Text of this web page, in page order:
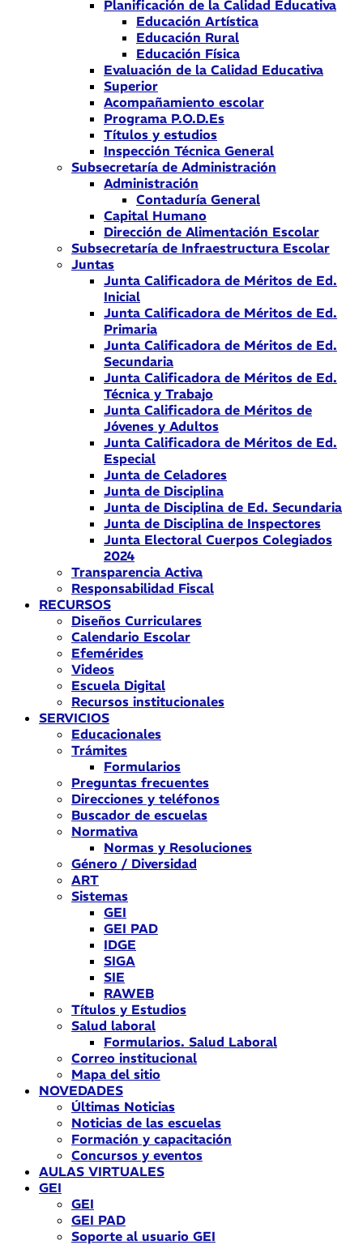
Planificación de la Calidad Educativa
Educación Artística
Educación Rural
Educación Física
Evaluación de la Calidad Educativa
Superior
Acompañamiento escolar
Programa P.O.D.Es
Títulos y estudios
Inspección Técnica General
Subsecretaría de Administración
Administración
Contaduría General
Capital Humano
Dirección de Alimentación Escolar
Subsecretaría de Infraestructura Escolar
Juntas
Junta Calificadora de Méritos de Ed.
Inicial
Junta Calificadora de Méritos de Ed.
Primaria
Junta Calificadora de Méritos de Ed.
Secundaria
Junta Calificadora de Méritos de Ed.
Técnica y Trabajo
Junta Calificadora de Méritos de
Jóvenes y Adultos
Junta Calificadora de Méritos de Ed.
Especial
Junta de Celadores
Junta de Disciplina
Junta de Disciplina de Ed. Secundaria
Junta de Disciplina de Inspectores
Junta Electoral Cuerpos Colegiados
2024
Transparencia Activa
Responsabilidad Fiscal
RECURSOS
Diseños Curriculares
Calendario Escolar
Efemérides
Videos
Escuela Digital
Recursos institucionales
SERVICIOS
Educacionales
Trámites
Formularios
Preguntas frecuentes
Direcciones y teléfonos
Buscador de escuelas
Normativa
Normas y Resoluciones
Género / Diversidad
ART
Sistemas
GEI
GEI PAD
IDGE
SIGA
SIE
RAWEB
Títulos y Estudios
Salud laboral
Formularios. Salud Laboral
Correo institucional
Mapa del sitio
NOVEDADES
Últimas Noticias
Noticias de las escuelas
Formación y capacitación
Concursos y eventos
AULAS VIRTUALES
GEI
GEI
GEI PAD
Soporte al usuario GEI